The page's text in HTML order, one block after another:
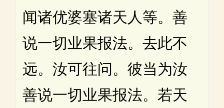
闻诸优婆塞诸天人等。善
说一切业果报法。去此不
远。汝可往问。彼当为汝
善说一切业果报法。若天